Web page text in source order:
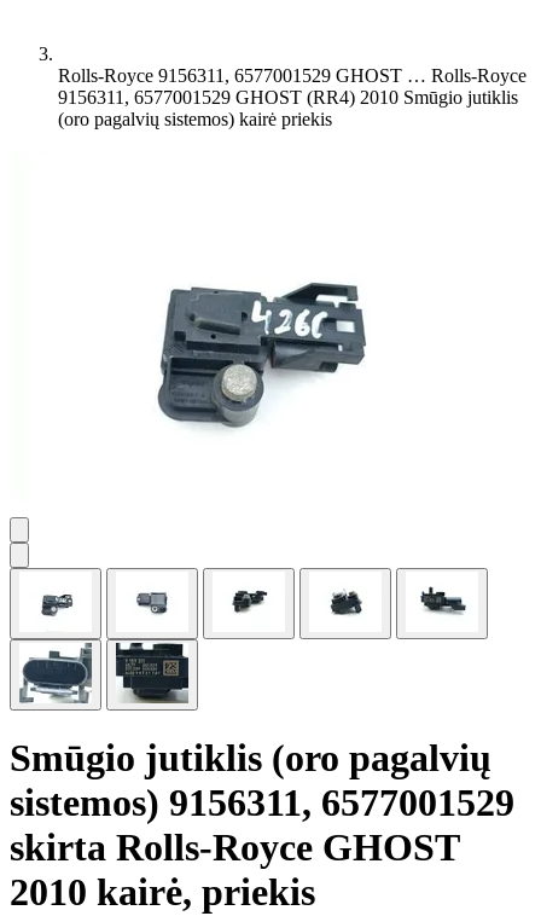
Rolls-Royce 9156311, 6577001529 GHOST … Rolls-Royce
9156311, 6577001529 GHOST (RR4) 2010 Smūgio jutiklis
(oro pagalvių sistemos) kairė priekis
Smūgio jutiklis (oro pagalvių
sistemos) 9156311, 6577001529
skirta Rolls-Royce GHOST
2010 kairė, priekis